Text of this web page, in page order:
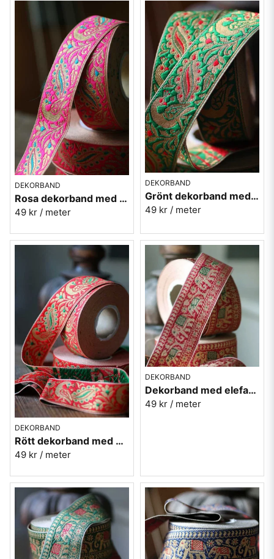
DEKORBAND
Rosa dekorband med påfåglar - 3cm
49 kr / meter
DEKORBAND
Grönt dekorband med påfåglar - 3cm
49 kr / meter
DEKORBAND
Rött dekorband med påfåglar - 3cm
49 kr / meter
DEKORBAND
Dekorband med elefanter på rad - röd
49 kr / meter